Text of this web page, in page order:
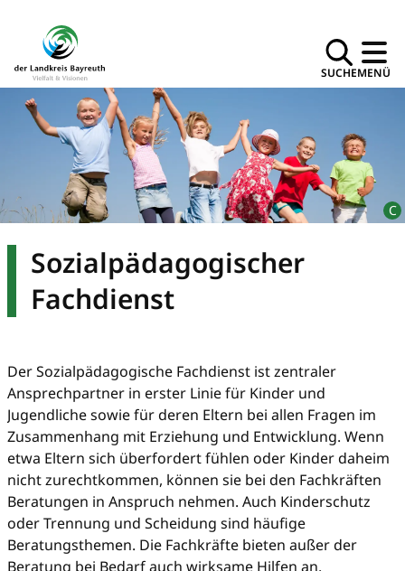
SUCHEMENÜ
Sozialpädagogischer
Fachdienst
Der Sozialpädagogische Fachdienst ist zentraler
Ansprechpartner in erster Linie für Kinder und
Jugendliche sowie für deren Eltern bei allen Fragen im
Zusammenhang mit Erziehung und Entwicklung. Wenn
etwa Eltern sich überfordert fühlen oder Kinder daheim
nicht zurechtkommen, können sie bei den Fachkräften
Beratungen in Anspruch nehmen. Auch Kinderschutz
oder Trennung und Scheidung sind häufige
Beratungsthemen. Die Fachkräfte bieten außer der
Beratung bei Bedarf auch wirksame Hilfen an.